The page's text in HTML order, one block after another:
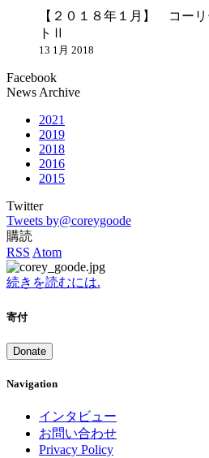
【２０１８年１月】 コー
トⅡ
13 1月 2018
Facebook
News Archive
2021
2019
2018
2016
2015
Twitter
Tweets by@coreygoode
購読
RSS Atom
続きを読むには.
寄付
Donate
Navigation
インタビュー
お問い合わせ
Privacy Policy